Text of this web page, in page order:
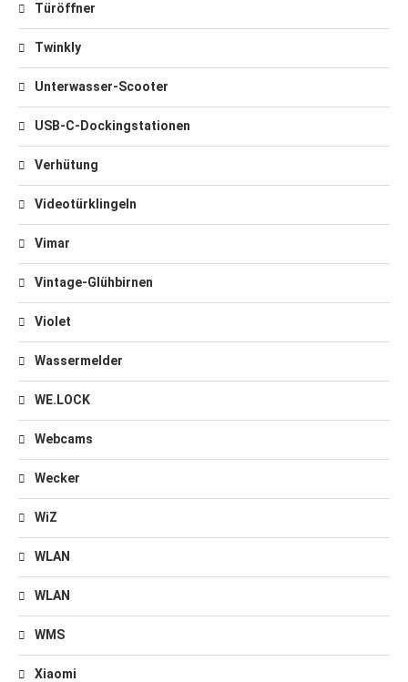
Türöffner
Twinkly
Unterwasser-Scooter
USB-C-Dockingstationen
Verhütung
Videotürklingeln
Vimar
Vintage-Glühbirnen
Violet
Wassermelder
WE.LOCK
Webcams
Wecker
WiZ
WLAN
WLAN
WMS
Xiaomi